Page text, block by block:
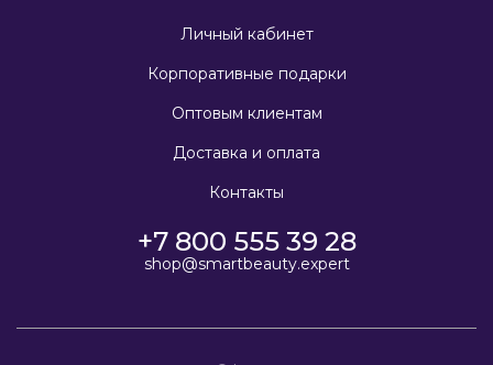
Личный кабинет
Корпоративные подарки
Оптовым клиентам
Доставка и оплата
Контакты
shop@smartbeauty.expert
+7 800 555 39 28